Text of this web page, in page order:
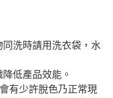
洗時請用洗衣袋，水
低產品效能。
有少許脫色乃正常現